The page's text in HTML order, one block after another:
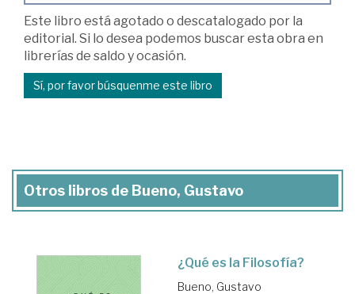
Este libro está agotado o descatalogado por la
editorial. Si lo desea podemos buscar esta obra en
librerías de saldo y ocasión.
Sí, por favor búsquenme este libro
Otros libros de Bueno, Gustavo
¿Qué es la Filosofía?
Bueno, Gustavo